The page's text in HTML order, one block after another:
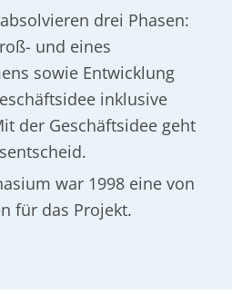
drei Phasen:
und eines
sowie Entwicklung
inklusive
der Geschäftsidee geht
war 1998 eine von
für das Projekt.